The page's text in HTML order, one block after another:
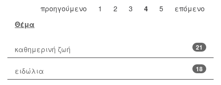
προηγούμενο 1 2 3 4 5 επόμενο
Θέμα
21
καθημερινή ζωή
18
ειδώλια